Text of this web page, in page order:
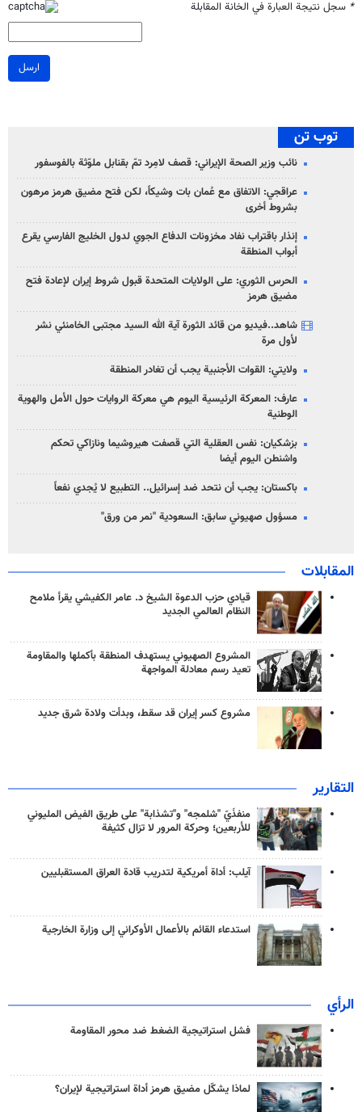
* سجل نتيجة العبارة في الخانة المقابلة
ارسل
توب تن
نائب وزير الصحة الإيراني: قصف لامِرد تمّ بقنابل ملوّثة بالفوسفور
عراقجي: الاتفاق مع عُمان بات وشيكاً، لكن فتح مضيق هرمز مرهون
بشروط أخرى
إنذار باقتراب نفاد مخزونات الدفاع الجوي لدول الخليج الفارسي يقرع
أبواب المنطقة
الحرس الثوري: على الولايات المتحدة قبول شروط إيران لإعادة فتح
مضيق هرمز
شاهد..فيديو من قائد الثورة آية الله السيد مجتبى الخامنئي نشر
لأول مرة
ولايتي: القوات الأجنبية يجب أن تغادر المنطقة
عارف: المعركة الرئيسية اليوم هي معركة الروايات حول الأمل والهوية
الوطنية
بزشكيان: نفس العقلية التي قصفت هيروشيما ونازاكي تحكم
واشنطن اليوم أيضا
باكستان: يجب أن نتحد ضد إسرائيل.. التطبيع لا يُجدي نفعاً
مسؤول صهيوني سابق: السعودية "نمر من ورق"
المقابلات
قيادي حزب الدعوة الشيخ د. عامر الكفيشي يقرأ ملامح
النظام العالمي الجديد
المشروع الصهيوني يستهدف المنطقة بأكملها والمقاومة
تعيد رسم معادلة المواجهة
مشروع كسر إيران قد سقط، وبدأت ولادة شرق جديد
التقارير
منفذَيّ "شلمجه" و"تشذابة" على طريق الفيض المليوني
للأربعين؛ وحركة المرور لا تزال كثيفة
آيلب: أداة أمريكية لتدريب قادة العراق المستقبليين
استدعاء القائم بالأعمال الأوكراني إلى وزارة الخارجية
الرأي
فشل استراتيجية الضغط ضد محور المقاومة
لماذا يشكّل مضيق هرمز أداة استراتيجية لإيران؟